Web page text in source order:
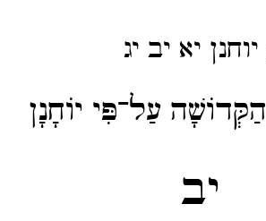
יוחנן יא יב יג
עַל־פִּי יוֹחָנָן
יב